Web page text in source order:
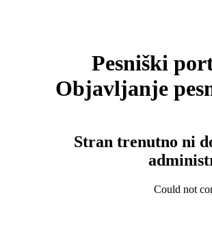
Pesniški
Objavljanje
Stran trenutno ni
Could not